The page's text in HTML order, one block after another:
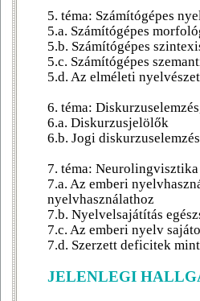
5. téma: Számítógépes
5.a. Számítógépes
5.b. Számítógépes
5.c. Számítógépes
5.d. Az elméleti
6. téma:
6.a. Diskurzusjelölők
6.b. Jogi diskurzuselemzés
7. téma: Neurolingvisztika
7.a. Az emberi
nyelvhasználathoz
7.b. Nyelvelsajátítás
7.c. Az emberi nyelv
7.d. Szerzett deficitek
JELENLEGI